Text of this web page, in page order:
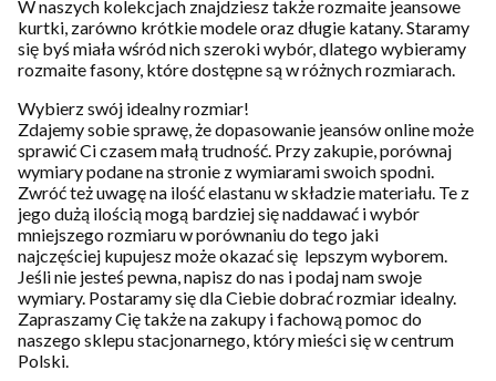
W naszych kolekcjach znajdziesz także rozmaite jeansowe
kurtki, zarówno krótkie modele oraz długie katany. Staramy
się byś miała wśród nich szeroki wybór, dlatego wybieramy
rozmaite fasony, które dostępne są w różnych rozmiarach.
Wybierz swój idealny rozmiar!
Zdajemy sobie sprawę, że dopasowanie jeansów online może
sprawić Ci czasem małą trudność. Przy zakupie, porównaj
wymiary podane na stronie z wymiarami swoich spodni.
Zwróć też uwagę na ilość elastanu w składzie materiału. Te z
jego dużą ilością mogą bardziej się naddawać i wybór
mniejszego rozmiaru w porównaniu do tego jaki
najczęściej kupujesz może okazać się lepszym wyborem.
Jeśli nie jesteś pewna, napisz do nas i podaj nam swoje
wymiary. Postaramy się dla Ciebie dobrać rozmiar idealny.
Zapraszamy Cię także na zakupy i fachową pomoc do
naszego sklepu stacjonarnego, który mieści się w centrum
Polski.